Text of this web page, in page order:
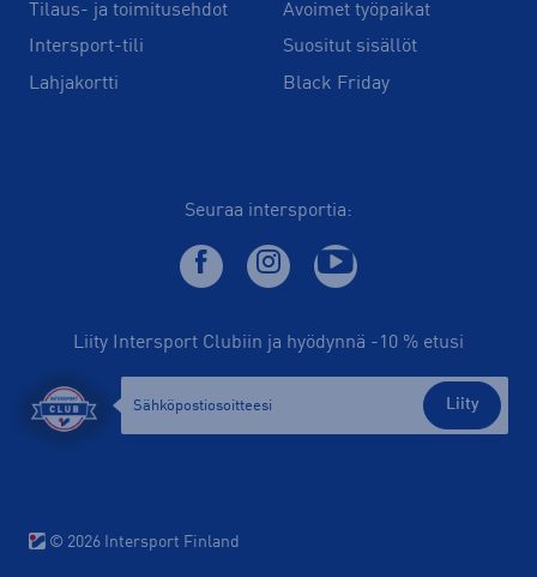
Tilaus- ja toimitusehdot
Intersport-tili
Lahjakortti
Avoimet työpaikat
Suositut sisällöt
Black Friday
Seuraa intersportia:
Liity Intersport Clubiin ja hyödynnä -10 % etusi
Liity
© 2026 Intersport Finland